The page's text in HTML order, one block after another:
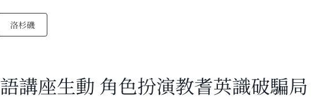
洛杉磯
講座生動 角色扮演教耆英識破騙局